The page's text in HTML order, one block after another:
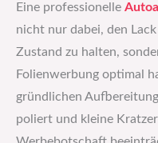
Eine professionelle
nicht nur dabei, den
Zustand zu halten,
Folienwerbung optimal
gründlichen
poliert und kleine